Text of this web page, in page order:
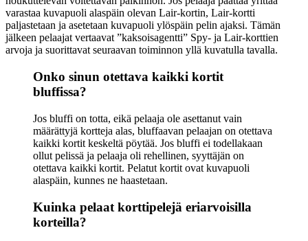
varastaa kuvapuoli alaspäin olevan Lair-kortin, Lair-kortti
paljastetaan ja asetetaan kuvapuoli ylöspäin pelin ajaksi. Tämän
jälkeen pelaajat vertaavat ”kaksoisagentti” Spy- ja Lair-korttien
arvoja ja suorittavat seuraavan toiminnon yllä kuvatulla tavalla.
Onko sinun otettava kaikki kortit
bluffissa?
Jos bluffi on totta, eikä pelaaja ole asettanut vain
määrättyjä kortteja alas, bluffaavan pelaajan on otettava
kaikki kortit keskeltä pöytää. Jos bluffi ei todellakaan
ollut pelissä ja pelaaja oli rehellinen, syyttäjän on
otettava kaikki kortit. Pelatut kortit ovat kuvapuoli
alaspäin, kunnes ne haastetaan.
Kuinka pelaat korttipelejä eriarvoisilla
korteilla?